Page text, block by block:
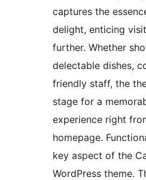
captures the
delight, enticing
further. Whether
delectable dishes,
friendly staff, the
stage for a
experience right
homepage.
key aspect of the
WordPress theme.